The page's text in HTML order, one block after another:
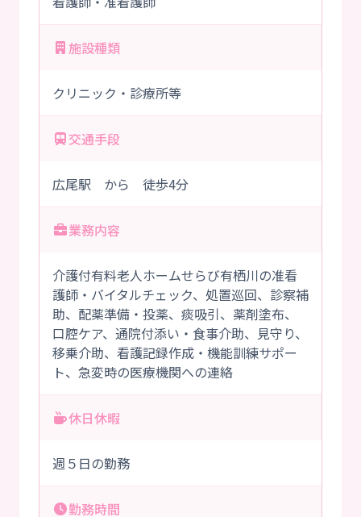
施設種類
クリニック・診療所等
交通手段
広尾駅 から 徒歩4分
業務内容
介護付有料老人ホームせらび有栖川の准看
護師・バイタルチェック、処置巡回、診察補
助、配薬準備・投薬、痰吸引、薬剤塗布、
口腔ケア、通院付添い・食事介助、見守り、
移乗介助、看護記録作成・機能訓練サポー
ト、急変時の医療機関への連絡
休日休暇
週５日の勤務
勤務時間